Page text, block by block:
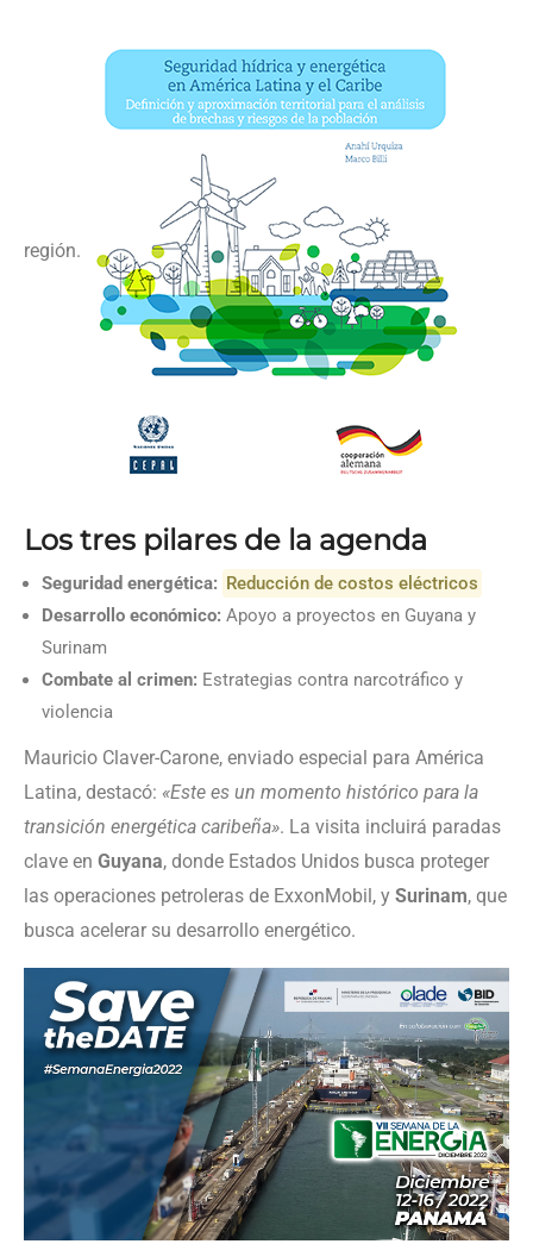
región.
Los tres pilares de la agenda
Seguridad energética: Reducción de costos eléctricos
Desarrollo económico: Apoyo a proyectos en Guyana y
Surinam
Combate al crimen: Estrategias contra narcotráfico y
violencia
Mauricio Claver-Carone, enviado especial para América
Latina, destacó: «Este es un momento histórico para la
transición energética caribeña». La visita incluirá paradas
clave en Guyana, donde Estados Unidos busca proteger
las operaciones petroleras de ExxonMobil, y Surinam, que
busca acelerar su desarrollo energético.